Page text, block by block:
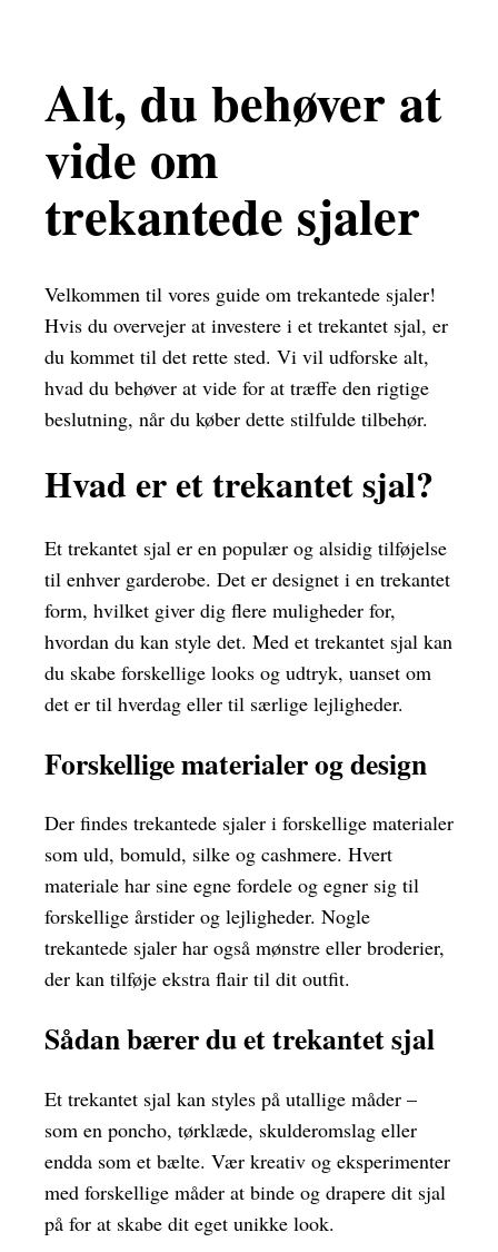
Alt, du behøver at
vide om
trekantede sjaler
Velkommen til vores guide om trekantede sjaler!
Hvis du overvejer at investere i et trekantet sjal, er
du kommet til det rette sted. Vi vil udforske alt,
hvad du behøver at vide for at træffe den rigtige
beslutning, når du køber dette stilfulde tilbehør.
Hvad er et trekantet sjal?
Et trekantet sjal er en populær og alsidig tilføjelse
til enhver garderobe. Det er designet i en trekantet
form, hvilket giver dig flere muligheder for,
hvordan du kan style det. Med et trekantet sjal kan
du skabe forskellige looks og udtryk, uanset om
det er til hverdag eller til særlige lejligheder.
Forskellige materialer og design
Der findes trekantede sjaler i forskellige materialer
som uld, bomuld, silke og cashmere. Hvert
materiale har sine egne fordele og egner sig til
forskellige årstider og lejligheder. Nogle
trekantede sjaler har også mønstre eller broderier,
der kan tilføje ekstra flair til dit outfit.
Sådan bærer du et trekantet sjal
Et trekantet sjal kan styles på utallige måder –
som en poncho, tørklæde, skulderomslag eller
endda som et bælte. Vær kreativ og eksperimenter
med forskellige måder at binde og drapere dit sjal
på for at skabe dit eget unikke look.